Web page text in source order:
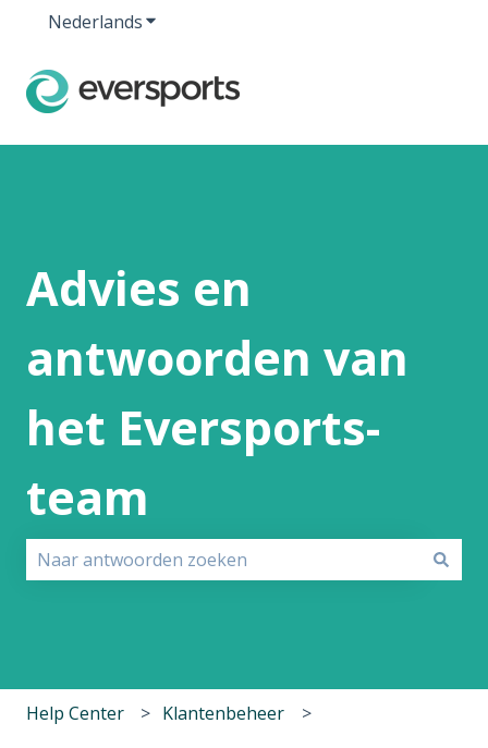
NederlandsSubmenu tonen voor vertalingen
Advies en
antwoorden van
het Eversports-
team
Help Center Klantenbeheer